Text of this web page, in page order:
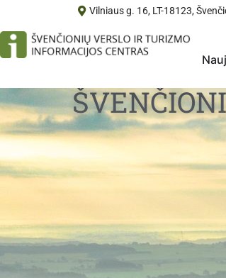
Vilniaus g. 16, LT-18123,